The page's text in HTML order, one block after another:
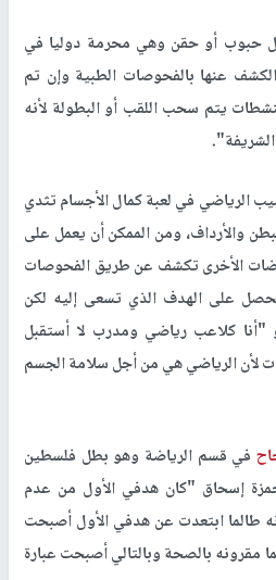
حبوب أو حقن وهي محرمة دوليا في
عنها بالفحوصات الطبية وإن تم
يتم سحب اللقب أو البطولة لأنه
الرياضي في لعبة كمال الأجسام تثدي
والأرداف، ومن الممكن أن يعمل على
الأخرى تكشف عن طريق الفحوصات
على الهدف الذي تسعى إليه لكن
"أنا كلاعب رياضي ومدرب لا أستقبل
لأن الرياضي هي من أجل سلامة الجسم
في قسم الرياضة وهو بطل فلسطين
الأجسام لسنة 2017 حمزة إسحاق "كان هدفي الأول من عدم
طالما ابتعدت عن هدفي الأول أصبحت
مقرونه بالصحة وبالتالي أصبحت عبارة